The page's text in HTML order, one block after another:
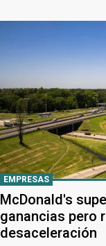
EMPRESAS
McDonald's
ganancias pero
desaceleración